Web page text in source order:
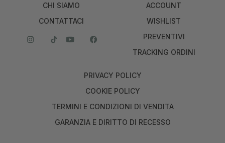
CHI SIAMO
CONTATTACI
ACCOUNT
WISHLIST
PREVENTIVI
TRACKING ORDINI
PRIVACY POLICY
COOKIE POLICY
TERMINI E CONDIZIONI DI VENDITA
GARANZIA E DIRITTO DI RECESSO